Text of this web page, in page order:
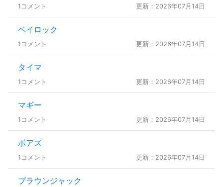
1コメント 更新：2026年07月14日
ベイロック
1コメント 更新：2026年07月14日
タイマ
1コメント 更新：2026年07月14日
マギー
1コメント 更新：2026年07月14日
ボアズ
1コメント 更新：2026年07月14日
ブラウンジャック